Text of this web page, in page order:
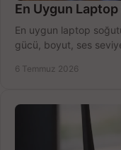
En Uygun
En uygun laptop
gücü, boyut, ses
6 Temmuz 2026